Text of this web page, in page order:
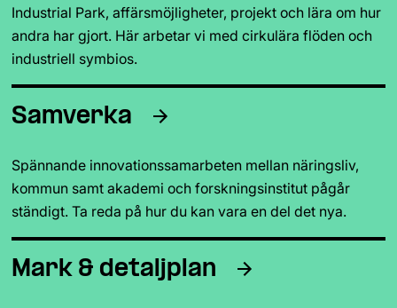
Industrial Park, affärsmöjligheter, projekt och lära om hur
andra har gjort. Här arbetar vi med cirkulära flöden och
industriell symbios.
Samverka
Spännande innovationssamarbeten mellan näringsliv,
kommun samt akademi och forskningsinstitut pågår
ständigt. Ta reda på hur du kan vara en del det nya.
Mark & detaljplan